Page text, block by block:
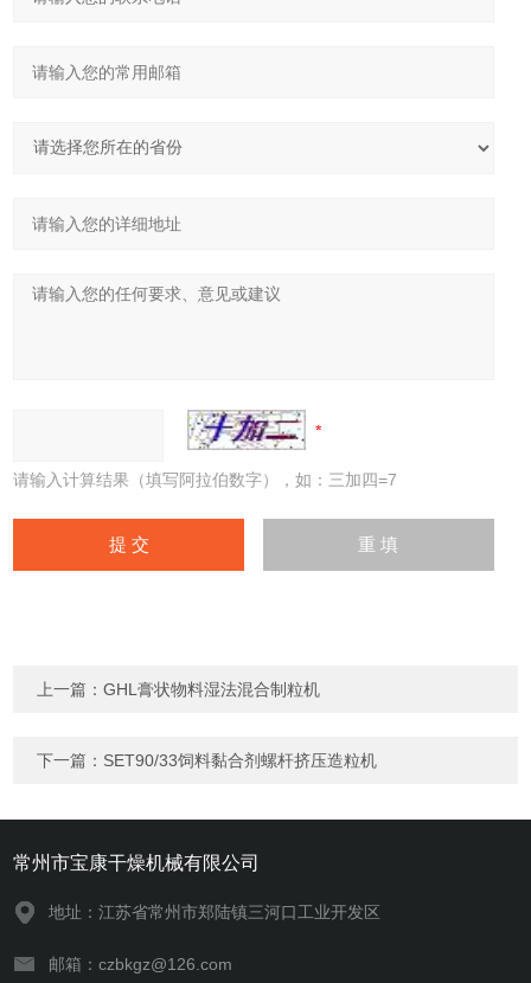
请输入计算结果（填写阿拉伯数字），如：三加四=7
上一篇：GHL膏状物料湿法混合制粒机
下一篇： SET90/33饲料黏合剂螺杆挤压造粒机
常州市宝康干燥机械有限公司
地址：江苏省常州市郑陆镇三河口工业开发区
邮箱：czbkgz@126.com